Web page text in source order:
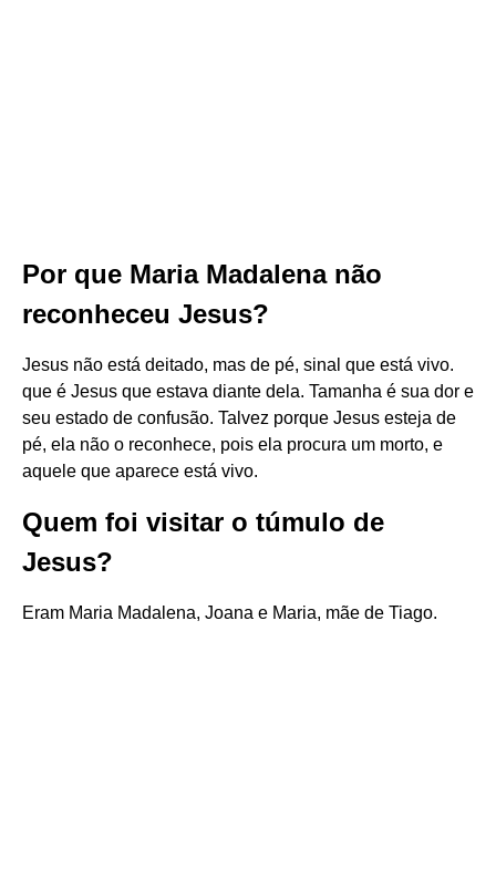
Por que Maria Madalena não
reconheceu Jesus?
Jesus não está deitado, mas de pé, sinal que está vivo.
que é Jesus que estava diante dela. Tamanha é sua dor e
seu estado de confusão. Talvez porque Jesus esteja de
pé, ela não o reconhece, pois ela procura um morto, e
aquele que aparece está vivo.
Quem foi visitar o túmulo de
Jesus?
Eram Maria Madalena, Joana e Maria, mãe de Tiago.